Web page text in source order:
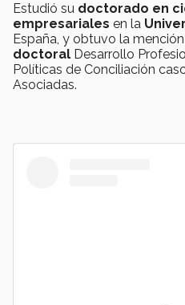
Estudió su doctorado en
empresariales en la
España, y obtuvo la mención
doctoral Desarrollo
Políticas de Conciliación
Asociadas.